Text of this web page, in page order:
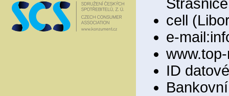
Strašnice
cell
e-
ID